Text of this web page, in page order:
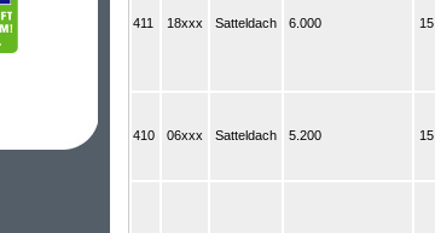
411 18xxx Satteldach 6.000 15
410 06xxx Satteldach 5.200 15